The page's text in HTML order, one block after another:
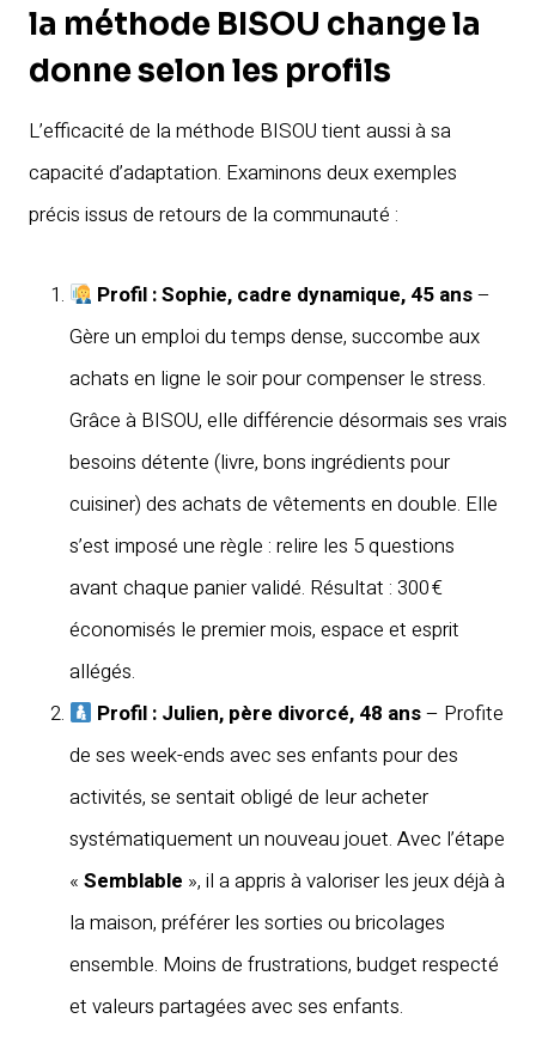
la méthode BISOU change la
donne selon les profils
L’efficacité de la méthode BISOU tient aussi à sa
capacité d’adaptation. Examinons deux exemples
précis issus de retours de la communauté :
Profil : Sophie, cadre dynamique, 45 ans–
Gère un emploi du temps dense, succombe aux
achats en ligne le soir pour compenser le stress.
Grâce à BISOU, elle différencie désormais ses vrais
besoins détente (livre, bons ingrédients pour
cuisiner) des achats de vêtements en double. Elle
s’est imposé une règle : relire les 5 questions
avant chaque panier validé. Résultat : 300 €
économisés le premier mois, espace et esprit
allégés.
Profil : Julien, père divorcé, 48 ans– Profite
de ses week-ends avec ses enfants pour des
activités, se sentait obligé de leur acheter
systématiquement un nouveau jouet. Avec l’étape
« Semblable », il a appris à valoriser les jeux déjà à
la maison, préférer les sorties ou bricolages
ensemble. Moins de frustrations, budget respecté
et valeurs partagées avec ses enfants.